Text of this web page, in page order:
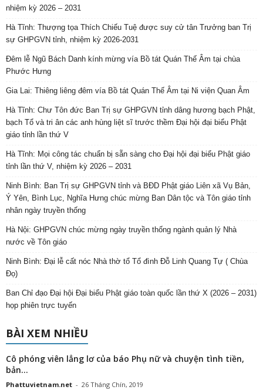
nhiệm kỳ 2026 – 2031
Hà Tĩnh: Thượng tọa Thích Chiếu Tuệ được suy cử tân Trưởng ban Trị
sự GHPGVN tỉnh, nhiệm kỳ 2026-2031
Đêm lễ Ngũ Bách Danh kính mừng vía Bồ tát Quán Thế Âm tại chùa
Phước Hưng
Gia Lai: Thiêng liêng đêm vía Bồ tát Quán Thế Âm tại Ni viện Quan Âm
Hà Tĩnh: Chư Tôn đức Ban Trị sự GHPGVN tỉnh dâng hương bạch Phật,
bạch Tổ và tri ân các anh hùng liệt sĩ trước thềm Đại hội đại biểu Phật
giáo tỉnh lần thứ V
Hà Tĩnh: Mọi công tác chuẩn bị sẵn sàng cho Đại hội đại biểu Phật giáo
tỉnh lần thứ V, nhiệm kỳ 2026 – 2031
Ninh Bình: Ban Trị sự GHPGVN tỉnh và BĐD Phật giáo Liên xã Vụ Bản,
Ý Yên, Bình Lục, Nghĩa Hưng chúc mừng Ban Dân tộc và Tôn giáo tỉnh
nhân ngày truyền thống
Hà Nội: GHPGVN chúc mừng ngày truyền thống ngành quản lý Nhà
nước về Tôn giáo
Ninh Bình: Đại lễ cất nóc Nhà thờ tổ Tổ đình Đỗ Linh Quang Tự ( Chùa
Đọ)
Ban Chỉ đạo Đại hội Đại biểu Phật giáo toàn quốc lần thứ X (2026 – 2031)
họp phiên trực tuyến
BÀI XEM NHIỀU
Cô phóng viên lẳng lơ của báo Phụ nữ và chuyện tình tiền,
bản...
Phattuvietnam.net - 26 Tháng Chín, 2019